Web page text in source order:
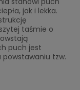
jak i lekka.
taśmie o
puch jest
powstawaniu tzw.